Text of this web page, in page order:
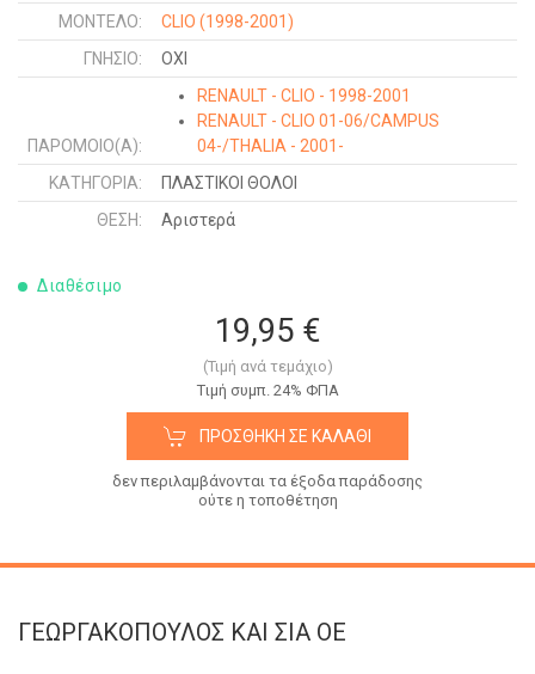
ΜΟΝΤΕΛΟ:
CLIO (1998-2001)
ΓΝΉΣΙΟ:
ΟΧΙ
ΠΑΡΌΜΟΙΟ(Α):
RENAULT - CLIO - 1998-2001
RENAULT - CLIO 01-06/CAMPUS
04-/THALIA - 2001-
ΚΑΤΗΓΟΡΊΑ:
ΠΛΑΣΤΙΚΟΙ ΘΟΛΟΙ
ΘΈΣΗ:
Αριστερά
Διαθέσιμο
19,95 €
(Τιμή ανά τεμάχιο)
Tιμή συμπ. 24% ΦΠΑ
ΠΡΟΣΘΉΚΗ ΣΕ ΚΑΛΆΘΙ
δεν περιλαμβάνονται τα έξοδα παράδοσης
ούτε η τοποθέτηση
ΓΕΩΡΓΑΚΟΠΟΥΛΟΣ KAI ΣΙΑ OE